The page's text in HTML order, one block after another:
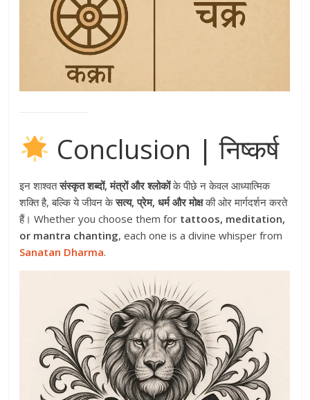
Conclusion | निष्कर्ष
इन शाश्वतसंस्कृत शब्दों, मंत्रों और श्लोकोंके पीछे न केवल आध्यात्मिक
शक्ति है, बल्कि ये जीवन केसत्य, प्रेम, धर्म और मोक्षकी ओर मार्गदर्शन करते
हैं। Whether you choose them for tattoos, meditation,
or mantra chanting, each one is a divine whisper from
Sanatan Dharma.